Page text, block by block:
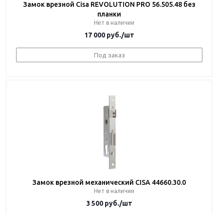
Замок врезной Cisa REVOLUTION PRO 56.505.48 без
планки
Нет в наличии
17 000 руб./шт
Под заказ
Замок врезной механический CISA 44660.30.0
Нет в наличии
3 500 руб./шт